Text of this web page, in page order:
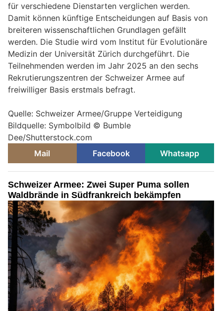
für verschiedene Dienstarten verglichen werden.
Damit können künftige Entscheidungen auf Basis von
breiteren wissenschaftlichen Grundlagen gefällt
werden. Die Studie wird vom Institut für Evolutionäre
Medizin der Universität Zürich durchgeführt. Die
Teilnehmenden werden im Jahr 2025 an den sechs
Rekrutierungszentren der Schweizer Armee auf
freiwilliger Basis erstmals befragt.
Quelle: Schweizer Armee/Gruppe Verteidigung
Bildquelle: Symbolbild © Bumble
Dee/Shutterstock.com
Mail
Facebook Whatsapp
Schweizer Armee: Zwei Super Puma sollen
Waldbrände in Südfrankreich bekämpfen